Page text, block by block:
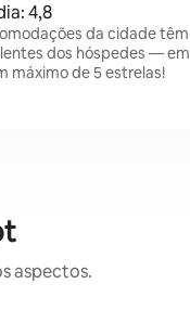
4,8
da cidade têm
dos hóspedes — em
máximo de 5 estrelas!
aspectos.